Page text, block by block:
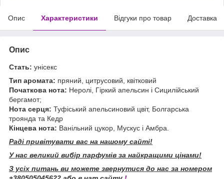
Опис Характеристики Відгуки про товар Доставка
Опис
Стать: унісекс
Тип аромата: пряний, цитрусовий, квітковий
Початкова нота: Неролі, Гіркий апельсин і Сицилійський
бергамот;
Нота серця: Туфіський апельсиновий цвіт, Болгарська
троянда та Кедр
Кінцева нота: Ванільний цукор, Мускус і Амбра.
Раді привітувати вас на нашому сайті!
У нас великий вибір парфумів за найкращими цінами!
З усіх питань ви можете звернутися до нас за номером